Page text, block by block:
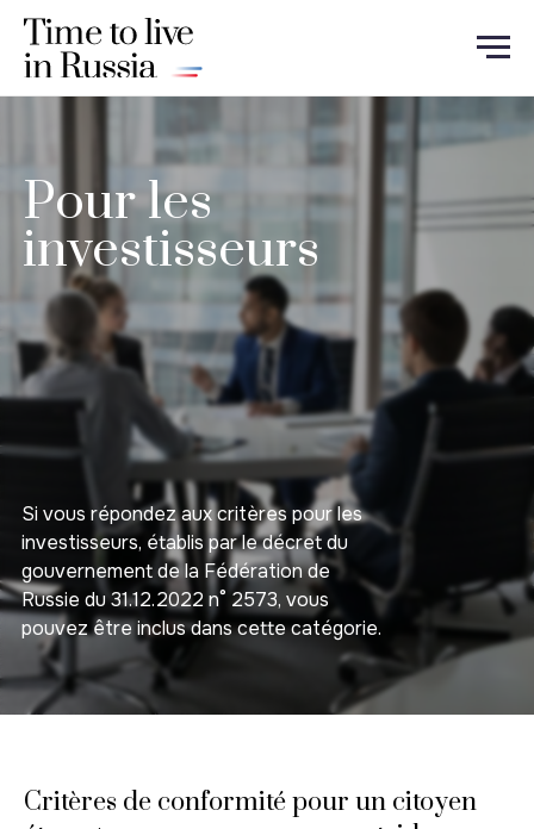
Pour les
investisseurs
Si vous répondez aux critères pour les
investisseurs, établis par le décret du
gouvernement de la Fédération de
Russie du 31.12.2022 n° 2573, vous
pouvez être inclus dans cette catégorie.
Critères de conformité pour un citoyen